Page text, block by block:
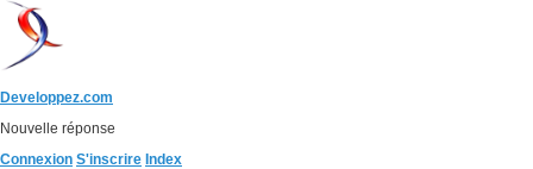
Developpez.com
Nouvelle réponse
Connexion S'inscrire Index